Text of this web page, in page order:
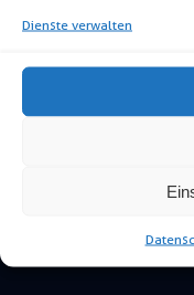
Dienste verwalten
Hochzeitsflyer